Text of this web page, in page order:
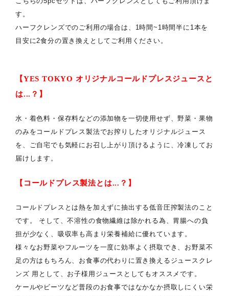
す。
ハーフクレンズでのご利用の場合は、1時間~1時間半に1本を
目安に2食分の置き換えとしてご利用ください。
【YES TOKYO オリジナルコールドプレスジュースと
は...？】
水・着色料・保存料などの添加物を一切使用せず、野菜・果物
のみをコールドプレス製法でお搾りしたオリジナルジュース
を、ご自宅でも気軽にお召し上がり頂けるように、冷凍してお
届けします。
【コールドプレス製法とは...？】
コールドプレスとは熱を加えずに抽出する低音圧搾製法のこと
です。 そして、不溶性の食物繊維は除かれる為、胃腸への負
担が少なく、吸収率も高まり栄養補給に優れています。
様々なお野菜やフルーツを一度に効率よく摂取でき、お野菜不
足の方はもちろん、お食事の代わりに置き換えるジュースクレ
ンズ 用として、お子様用ジュースとしてもオススメです。
ケールやビーツなど普段のお食事ではなかなか摂取しにくい栄